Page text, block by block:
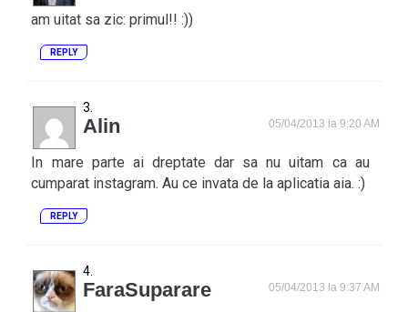
am uitat sa zic: primul!! :))
REPLY
Alin 05/04/2013 la 9:20 AM
In mare parte ai dreptate dar sa nu uitam ca au
cumparat instagram. Au ce invata de la aplicatia aia. :)
REPLY
FaraSuparare 05/04/2013 la 9:37 AM